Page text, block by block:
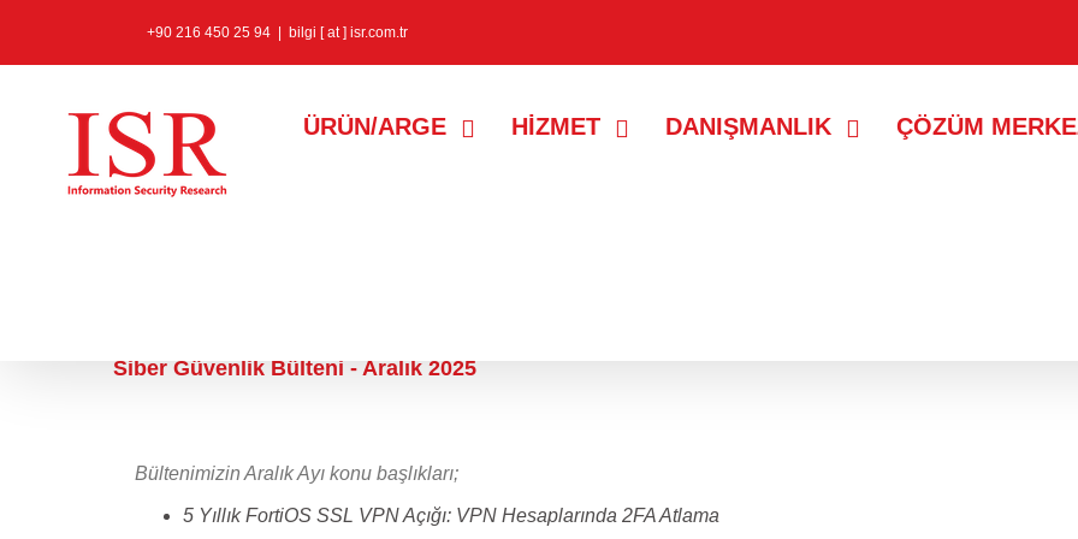
+90 216 450 25 94 bilgi [ at ] isr.com.tr
ÜRÜN/ARGE HİZMET DANIŞMANLIK ÇÖZÜM
Siber Güvenlik Bülteni - Aralık 2025
Bültenimizin Aralık Ayı konu başlıkları;
5 Yıllık FortiOS SSL VPN Açığı: VPN Hesaplarında 2FA Atlama